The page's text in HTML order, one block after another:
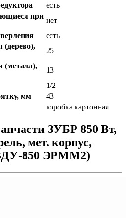
есть
при
нет
есть
(дерево),
25
(металл),
13
1/2
мм
43
коробка картонная
ЗУБР 850 Вт,
мет. корпус,
850 ЭРММ2)